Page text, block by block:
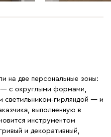
на две персональные зоны:
— с округлыми формами,
светильником‑гирляндой — и
выполненную в
инструментом
и декоративный,